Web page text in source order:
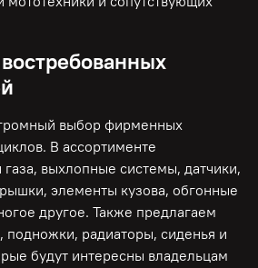
выбор фирменных
В ассортименте
выхлопные системы, датчики,
элементы кузова, обгонные
другое. Также предлагаем
подножки, радиаторы, сиденья и
будут интересны владельцам